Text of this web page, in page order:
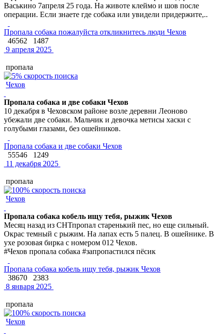
Васькино 7апреля 25 года. На животе клеймо и шов после
операции. Если знаете где собака или увидели придержите,..
Пропала собака пожалуйста откликнитесь люди Чехов
46562
1487
9 апреля 2025
пропала
Чехов
Пропала собака и две собаки Чехов
10 декабря в Чеховском районе возле деревни Леоново
убежали две собаки. Мальчик и девочка метисы хаски с
голубыми глазами, без ошейников.
Пропала собака и две собаки Чехов
55546
1249
11 декабря 2025
пропала
Чехов
Пропала собака кобель ищу тебя, рыжик Чехов
Месяц назад из СНТпропал старенький пес, но еще сильный.
Окрас темный с рыжим. На лапах есть 5 палец. В ошейнике. В
ухе розовая бирка с номером 012 Чехов.
#Чехов пропала собака #запропастился пёсик
Пропала собака кобель ищу тебя, рыжик Чехов
38670
2383
8 января 2025
пропала
Чехов